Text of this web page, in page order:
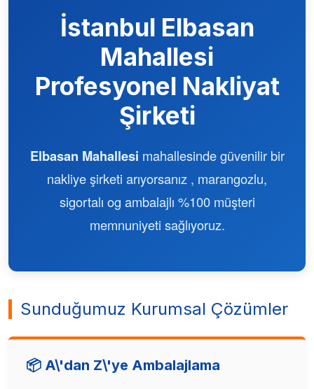
İstanbul Elbasan
Mahallesi
Profesyonel Nakliyat
Şirketi
Elbasan Mahallesi mahallesinde güvenilir bir
nakliye şirketi arıyorsanız , marangozlu,
sigortalı og ambalajlı %100 müşteri
memnuniyeti sağlıyoruz.
Sunduğumuz Kurumsal Çözümler
📦 A\'dan Z\'ye Ambalajlama